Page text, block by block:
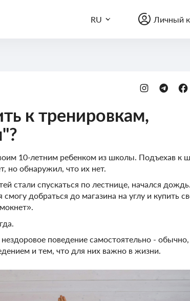
RU Личный
Записаться
к тренировкам,
10-летним ребенком из школы. Подъехав к
но обнаружил, что их нет.
стали спускаться по лестнице, начался дождь.
добраться до магазина на углу и купить
поведение самостоятельно - обычно,
и тем, что для них важно в жизни.